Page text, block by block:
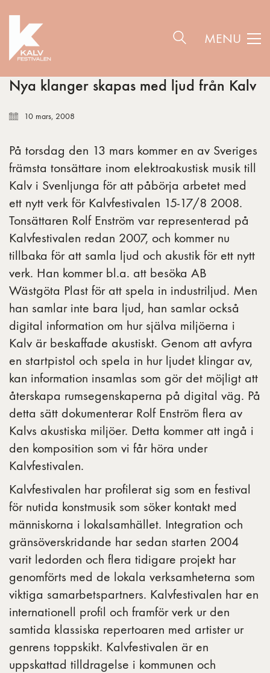
MENU
Nya klanger skapas med ljud från Kalv
10 mars, 2008
På torsdag den 13 mars kommer en av Sveriges
främsta tonsättare inom elektroakustisk musik till
Kalv i Svenljunga för att påbörja arbetet med
ett nytt verk för Kalvfestivalen 15-17/8 2008.
Tonsättaren Rolf Enström var representerad på
Kalvfestivalen redan 2007, och kommer nu
tillbaka för att samla ljud och akustik för ett nytt
verk. Han kommer bl.a. att besöka AB
Wästgöta Plast för att spela in industriljud. Men
han samlar inte bara ljud, han samlar också
digital information om hur själva miljöerna i
Kalv är beskaffade akustiskt. Genom att avfyra
en startpistol och spela in hur ljudet klingar av,
kan information insamlas som gör det möjligt att
återskapa rumsegenskaperna på digital väg. På
detta sätt dokumenterar Rolf Enström flera av
Kalvs akustiska miljöer. Detta kommer att ingå i
den komposition som vi får höra under
Kalvfestivalen.
Kalvfestivalen har profilerat sig som en festival
för nutida konstmusik som söker kontakt med
människorna i lokalsamhället. Integration och
gränsöverskridande har sedan starten 2004
varit ledorden och flera tidigare projekt har
genomförts med de lokala verksamheterna som
viktiga samarbetspartners. Kalvfestivalen har en
internationell profil och framför verk ur den
samtida klassiska repertoaren med artister ur
genrens toppskikt. Kalvfestivalen är en
uppskattad tilldragelse i kommunen och